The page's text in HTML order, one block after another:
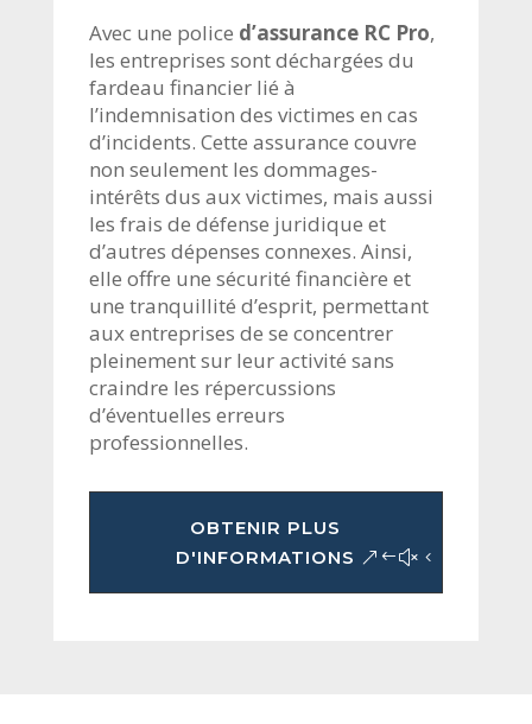
Avec une police d’assurance RC Pro,
les entreprises sont déchargées du
fardeau financier lié à
l’indemnisation des victimes en cas
d’incidents. Cette assurance couvre
non seulement les dommages-
intérêts dus aux victimes, mais aussi
les frais de défense juridique et
d’autres dépenses connexes. Ainsi,
elle offre une sécurité financière et
une tranquillité d’esprit, permettant
aux entreprises de se concentrer
pleinement sur leur activité sans
craindre les répercussions
d’éventuelles erreurs
professionnelles.
OBTENIR PLUS
D'INFORMATIONS